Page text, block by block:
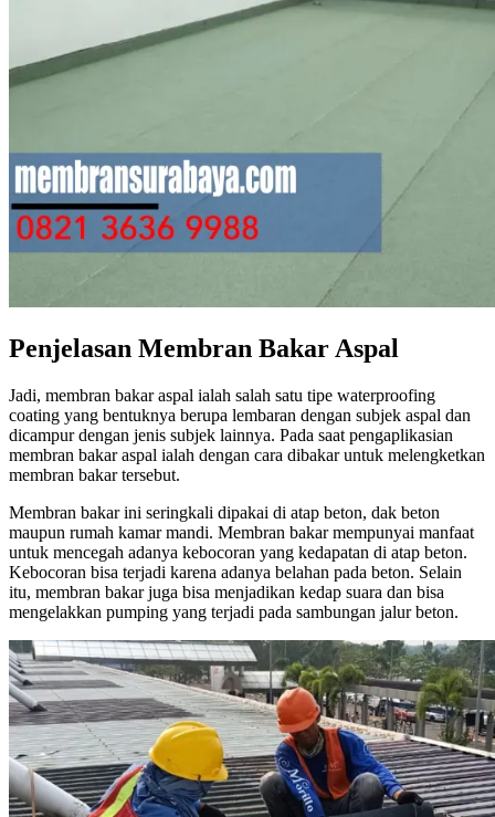
Penjelasan Membran Bakar Aspal
Jadi, membran bakar aspal ialah salah satu tipe waterproofing
coating yang bentuknya berupa lembaran dengan subjek aspal dan
dicampur dengan jenis subjek lainnya. Pada saat pengaplikasian
membran bakar aspal ialah dengan cara dibakar untuk melengketkan
membran bakar tersebut.
Membran bakar ini seringkali dipakai di atap beton, dak beton
maupun rumah kamar mandi. Membran bakar mempunyai manfaat
untuk mencegah adanya kebocoran yang kedapatan di atap beton.
Kebocoran bisa terjadi karena adanya belahan pada beton. Selain
itu, membran bakar juga bisa menjadikan kedap suara dan bisa
mengelakkan pumping yang terjadi pada sambungan jalur beton.